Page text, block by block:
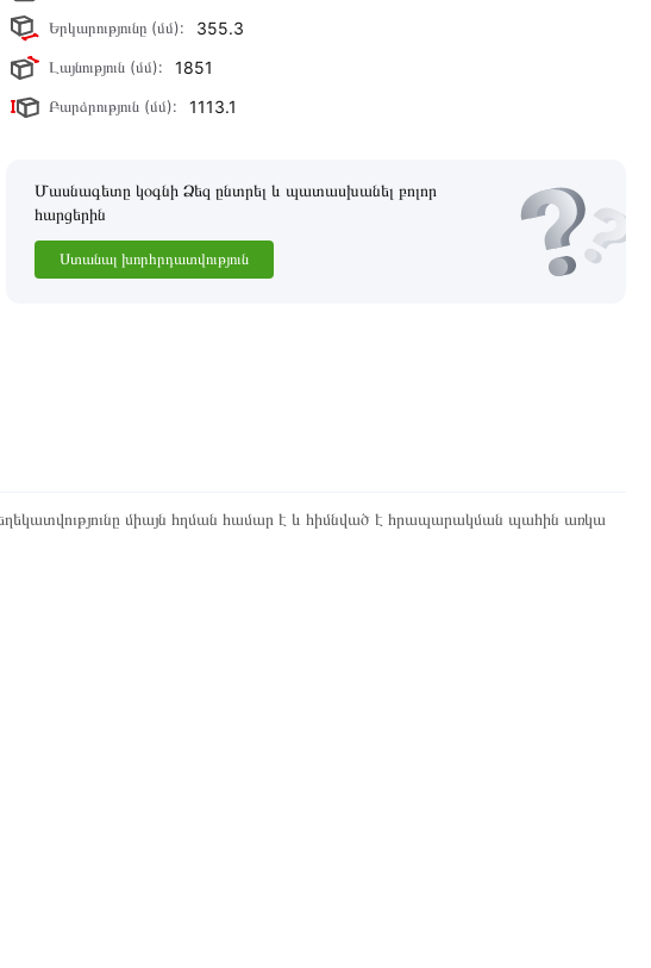
Երկարությունը (մմ): 355.3
Լայնություն (մմ): 1851
Բարձրություն (մմ): 1113.1
Մասնագետը կօգնի Ձեզ ընտրել և պատասխանել բոլոր
հարցերին
Ստանալ խորհրդատվություն
միայն հղման համար է և հիմնված է հրապարակման պահին առկա